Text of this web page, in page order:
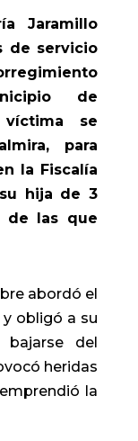
Jaramillo
de servicio
de
víctima se
para
la Fiscalía
hija de 3
de las que
abordó el
obligó a su
bajarse del
heridas
la